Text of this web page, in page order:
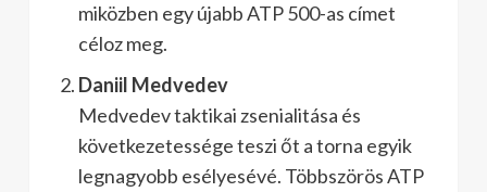
miközben egy újabb ATP 500-as címet
céloz meg.
Daniil Medvedev
Medvedev taktikai zsenialitása és
következetessége teszi őt a torna egyik
legnagyobb esélyesévé. Többszörös ATP